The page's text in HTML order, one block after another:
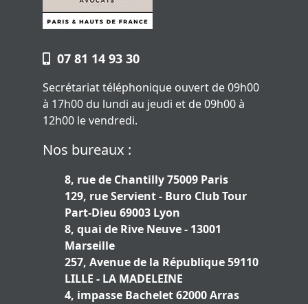
07 81 14 93 30
Secrétariat téléphonique ouvert de 09h00
à 17h00 du lundi au jeudi et de 09h00 à
12h00 le vendredi.
Nos bureaux :
8, rue de Chantilly 75009 Paris
129, rue Servient - Buro Club Tour
Part-Dieu 69003 Lyon
8, quai de Rive Neuve - 13001
Marseille
257, Avenue de la République 59110
LILLE - LA MADELEINE
4, impasse Bachelet 62000 Arras